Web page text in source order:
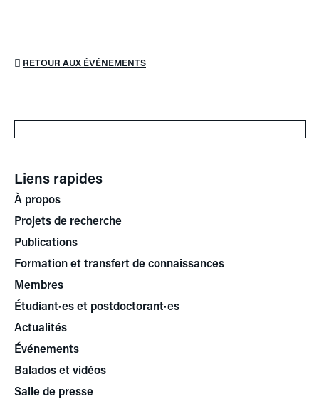
RETOUR AUX ÉVÉNEMENTS
Liens rapides
À propos
Projets de recherche
Publications
Formation et transfert de connaissances
Membres
Étudiant·es et postdoctorant·es
Actualités
Événements
Balados et vidéos
Salle de presse